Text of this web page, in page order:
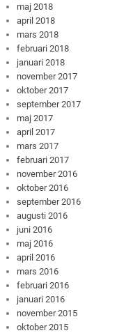
maj 2018
april 2018
mars 2018
februari 2018
januari 2018
november 2017
oktober 2017
september 2017
maj 2017
april 2017
mars 2017
februari 2017
november 2016
oktober 2016
september 2016
augusti 2016
juni 2016
maj 2016
april 2016
mars 2016
februari 2016
januari 2016
november 2015
oktober 2015